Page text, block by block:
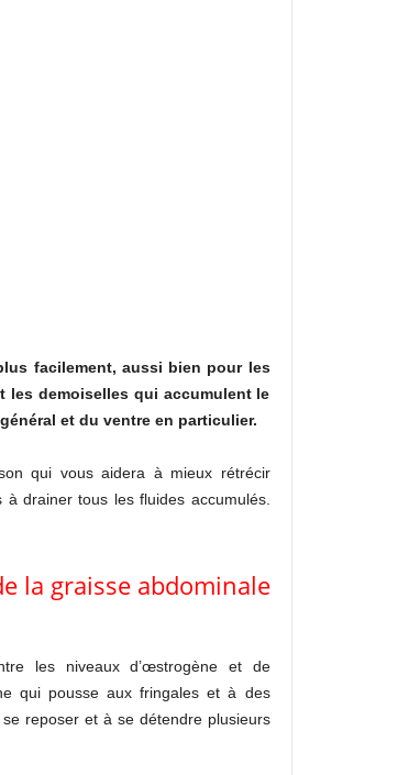
facilement, aussi bien pour les
les demoiselles qui accumulent le
et du ventre en particulier.
qui vous aidera à mieux rétrécir
drainer tous les fluides accumulés.
la graisse abdominale
les niveaux d’œstrogène et de
qui pousse aux fringales et à des
reposer et à se détendre plusieurs